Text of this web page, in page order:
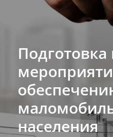
Подготовка
населения